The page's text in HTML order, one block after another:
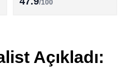
Youtube
/100
Açıkladı: